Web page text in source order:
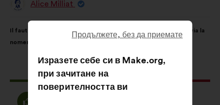
ПредложениеAlice Milliat
Съдържание
на
предложението:
Il faut davantage mettre en avant les rôle-modèles féminins via la
nomenclature des équipements sportifs
Това
98 гласа
разпределението
е:
Съгласен
Продължете, без да приемате
Изразете себе си в Make.org,
при зачитане на
поверителността ви